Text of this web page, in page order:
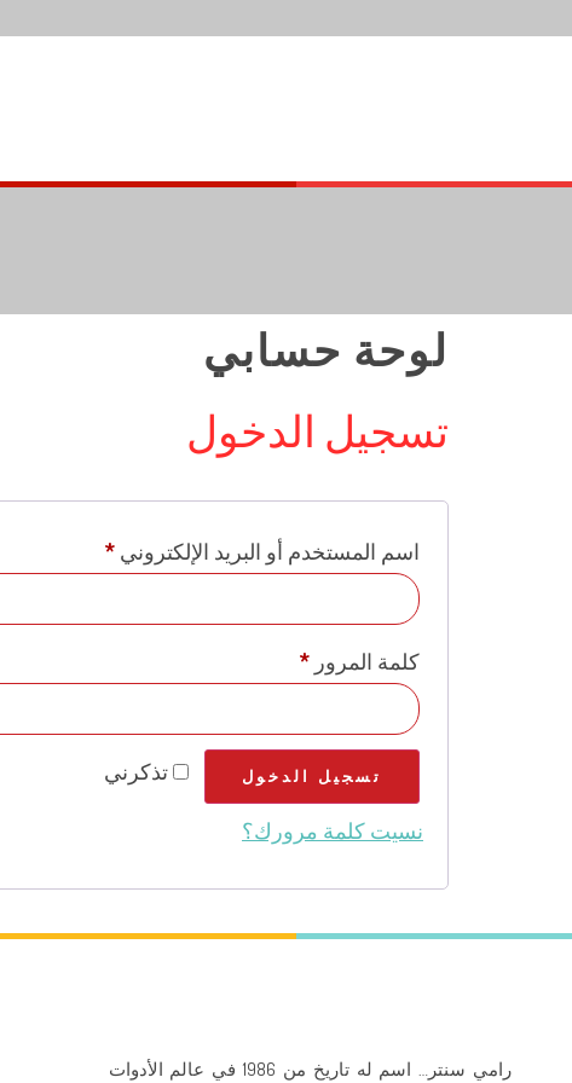
لوحة حسابي
تسجيل الدخول
اسم المستخدم أو البريد الإلكتروني *
كلمة المرور *
تذكرني تسجيل الدخول
نسيت كلمة مرورك؟
رامي سنتر… اسم له تاريخ من 1986 في عالم الأدوات